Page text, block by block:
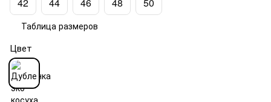
Таблица размеров
Цвет